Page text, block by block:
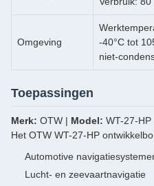
Omgeving
-40°C tot
niet-
Toepassingen
Merk: OTW | Model: WT-27-HP
Het OTW WT-27-HP
Automotive
Lucht- en zeevaartnavigatie